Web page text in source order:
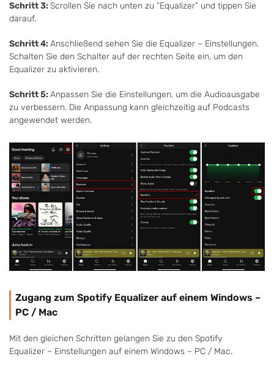
Schritt 3: Scrollen Sie nach unten zu “Equalizer” und tippen Sie
darauf.
Schritt 4: Anschließend sehen Sie die Equalizer – Einstellungen.
Schalten Sie den Schalter auf der rechten Seite ein, um den
Equalizer zu aktivieren.
Schritt 5: Anpassen Sie die Einstellungen, um die Audioausgabe
zu verbessern. Die Anpassung kann gleichzeitig auf Podcasts
angewendet werden.
Zugang zum Spotify Equalizer auf einem Windows –
PC / Mac
Mit den gleichen Schritten gelangen Sie zu den Spotify
Equalizer – Einstellungen auf einem Windows – PC / Mac.